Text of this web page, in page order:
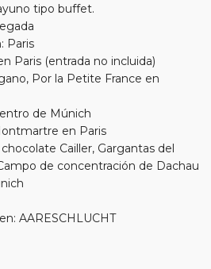
tipo buffet.
Paris
Paris (entrada no incluida)
Por la Petite France en
de Múnich
en Paris
Cailler, Gargantas del
de concentración de Dachau
AARESCHLUCHT